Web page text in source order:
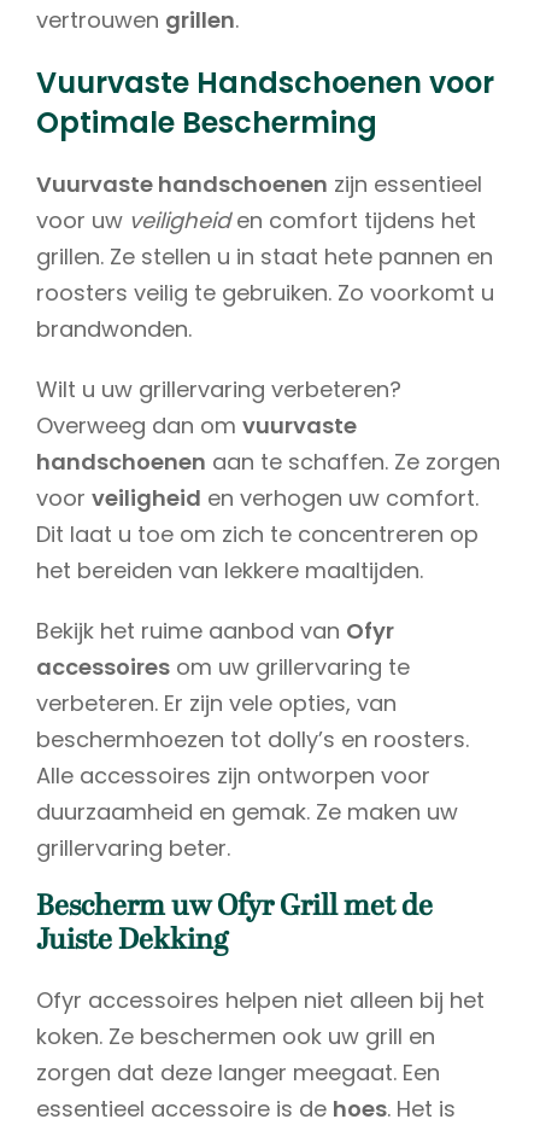
vertrouwen grillen.
Vuurvaste Handschoenen voor
Optimale Bescherming
Vuurvaste handschoenen zijn essentieel
voor uw veiligheiden comfort tijdens het
grillen. Ze stellen u in staat hete pannen en
roosters veilig te gebruiken. Zo voorkomt u
brandwonden.
Wilt u uw grillervaring verbeteren?
Overweeg dan om vuurvaste
handschoenen aan te schaffen. Ze zorgen
voor veiligheid en verhogen uw comfort.
Dit laat u toe om zich te concentreren op
het bereiden van lekkere maaltijden.
Bekijk het ruime aanbod van Ofyr
accessoires om uw grillervaring te
verbeteren. Er zijn vele opties, van
beschermhoezen tot dolly’s en roosters.
Alle accessoires zijn ontworpen voor
duurzaamheid en gemak. Ze maken uw
grillervaring beter.
Bescherm uw Ofyr Grill met de
Juiste Dekking
Ofyr accessoires helpen niet alleen bij het
koken. Ze beschermen ook uw grill en
zorgen dat deze langer meegaat. Een
essentieel accessoire is de hoes. Het is